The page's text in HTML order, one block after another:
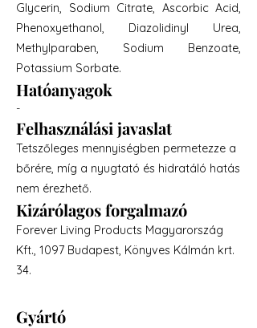
Glycerin, Sodium Citrate, Ascorbic Acid,
Phenoxyethanol, Diazolidinyl Urea,
Methylparaben, Sodium Benzoate,
Potassium Sorbate.
Hatóanyagok
-
Felhasználási javaslat
Tetszőleges mennyiségben permetezze a
bőrére, míg a nyugtató és hidratáló hatás
nem érezhető.
Kizárólagos forgalmazó
Forever Living Products Magyarország
Kft., 1097 Budapest, Könyves Kálmán krt.
34.
Gyártó